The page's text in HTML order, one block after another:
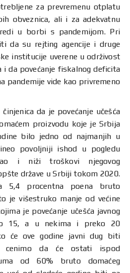
za prevremenu otplatu
obveznica, ali i za adekvatnu
u borbi s pandemijom. Pri
da su rejting agencije i druge
institucije uverene u održivost
da povećanje fiskalnog deficita
pandemije vide kao privremeno
da je povećanje učešća
proizvodu koje je Srbija
bilo jedno od najmanjih u
povoljniji ishod u pogledu
i niži troškovi njegovog
države u Srbiji tokom 2020.
5,4 procentna poena bruto
je višestruko manje od većine
je povećanje učešća javnog
15, a u nekima i preko 20
će ove godine javni dug biti
cenimo da će ostati ispod
od 60% bruto domaćeg